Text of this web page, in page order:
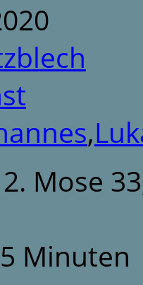
,
Mose
Minuten